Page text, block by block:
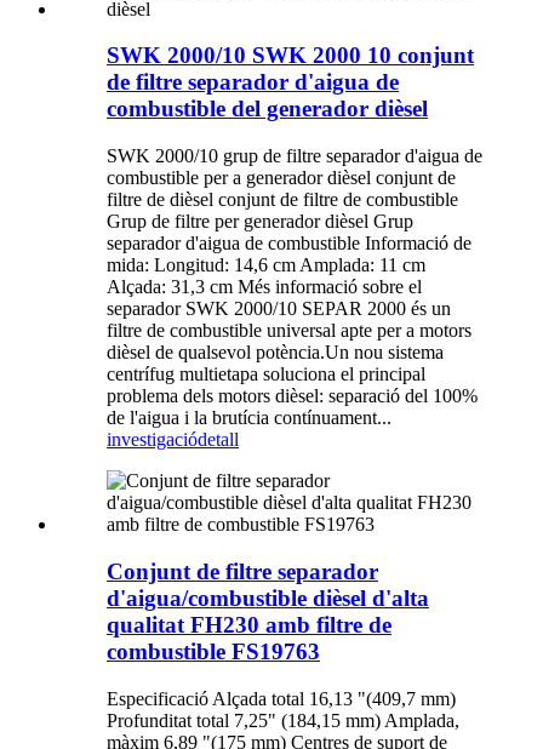
SWK 2000/10 SWK 2000 10 conjunt
de filtre separador d'aigua de
combustible del generador dièsel
SWK 2000/10 grup de filtre separador d'aigua de
combustible per a generador dièsel conjunt de
filtre de dièsel conjunt de filtre de combustible
Grup de filtre per generador dièsel Grup
separador d'aigua de combustible Informació de
mida: Longitud: 14,6 cm Amplada: 11 cm
Alçada: 31,3 cm Més informació sobre el
separador SWK 2000/10 SEPAR 2000 és un
filtre de combustible universal apte per a motors
dièsel de qualsevol potència.Un nou sistema
centrífug multietapa soluciona el principal
problema dels motors dièsel: separació del 100%
de l'aigua i la brutícia contínuament...
investigaciódetall
Conjunt de filtre separador
d'aigua/combustible dièsel d'alta
qualitat FH230 amb filtre de
combustible FS19763
Especificació Alçada total 16,13 "(409,7 mm)
Profunditat total 7,25" (184,15 mm) Amplada,
màxim 6,89 "(175 mm) Centres de suport de